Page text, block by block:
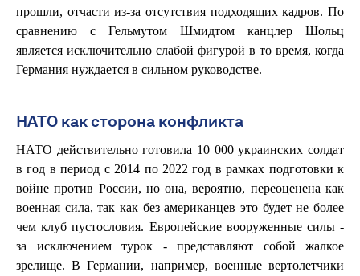
прошли, отчасти из-за отсутствия подходящих кадров. По
сравнению с Гельмутом Шмидтом канцлер Шольц
является исключительно слабой фигурой в то время, когда
Германия нуждается в сильном руководстве.
НАТО как сторона конфликта
НАТО действительно готовила 10 000 украинских солдат
в год в период с 2014 по 2022 год в рамках подготовки к
войне против России, но она, вероятно, переоценена как
военная сила, так как без американцев это будет не более
чем клуб пустословия. Европейские вооруженные силы -
за исключением турок - представляют собой жалкое
зрелище. В Германии, например, военные вертолетчики